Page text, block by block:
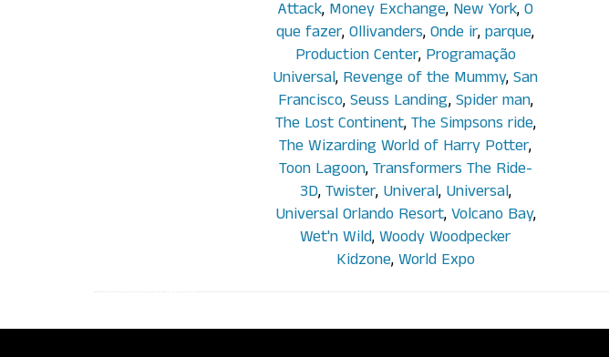
Attack, Money Exchange, New York, O
que fazer, Ollivanders, Onde ir, parque,
Production Center, Programação
Universal, Revenge of the Mummy, San
Francisco, Seuss Landing, Spider man,
The Lost Continent, The Simpsons ride,
The Wizarding World of Harry Potter,
Toon Lagoon, Transformers The Ride-
3D, Twister, Univeral, Universal,
Universal Orlando Resort, Volcano Bay,
Wet'n Wild, Woody Woodpecker
Kidzone, World Expo